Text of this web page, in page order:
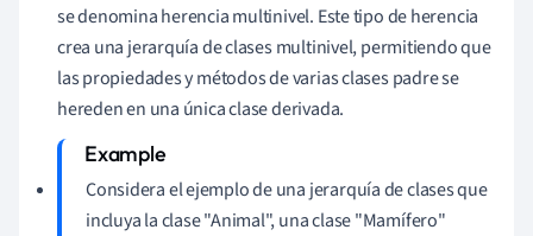
se denomina herencia multinivel. Este tipo de herencia
crea una jerarquía de clases multinivel, permitiendo que
las propiedades y métodos de varias clases padre se
hereden en una única clase derivada.
Considera el ejemplo de una jerarquía de clases que
incluya la clase "Animal", una clase "Mamífero"